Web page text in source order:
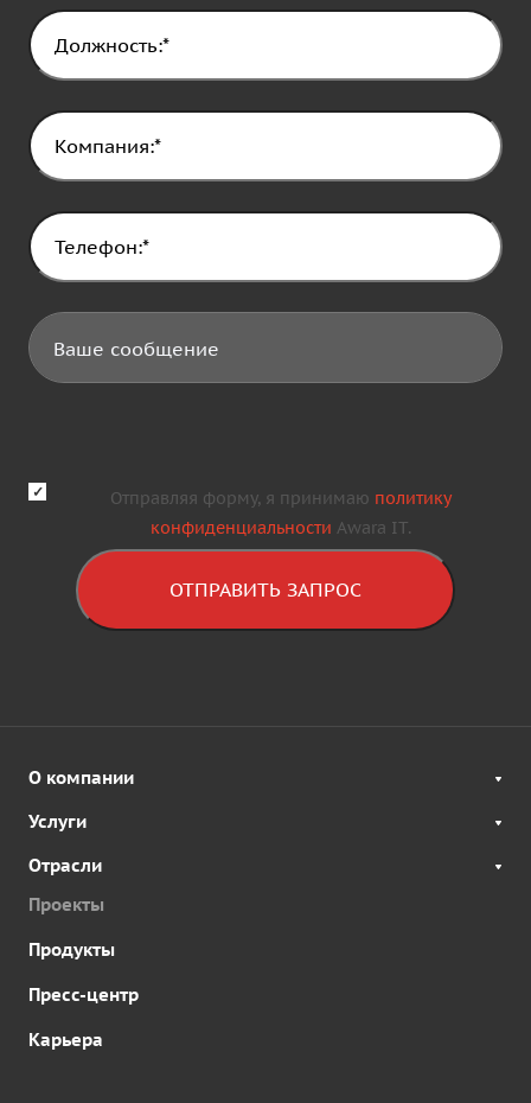
Отправляя форму, я принимаю политику
конфиденциальности Awara IT.
ОТПРАВИТЬ ЗАПРОС
О компании
Услуги
Отрасли
Проекты
Продукты
Пресс-центр
Карьера